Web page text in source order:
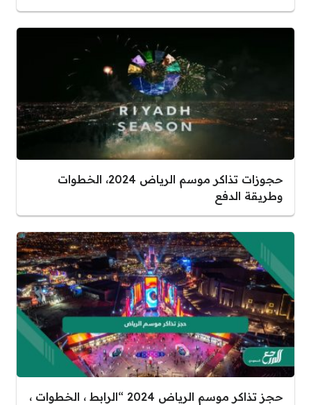
حجوزات تذاكر موسم الرياض 2024، الخطوات
وطريقة الدفع
حجز تذاكر موسم الرياض 2024 “الرابط ، الخطوات ،